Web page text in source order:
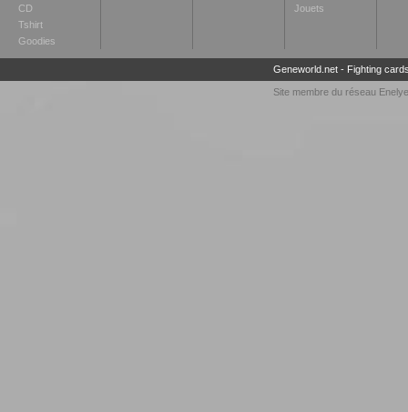
CD
Tshirt
Goodies
Jouets
Geneworld.net- Fighting
Site membre du réseau Enelye